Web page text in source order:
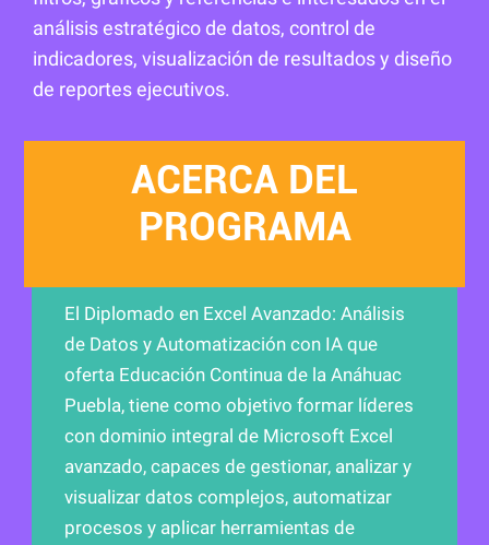
análisis estratégico de datos, control de
indicadores, visualización de resultados y diseño
de reportes ejecutivos.
ACERCA DEL
PROGRAMA
El Diplomado en Excel Avanzado: Análisis
de Datos y Automatización con IA que
oferta Educación Continua de la Anáhuac
Puebla, tiene como objetivo formar líderes
con dominio integral de Microsoft Excel
avanzado, capaces de gestionar, analizar y
visualizar datos complejos, automatizar
procesos y aplicar herramientas de